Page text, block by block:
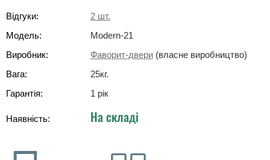
Відгуки:
2 шт.
Модель:
Modern-21
Виробник:
Фаворит-двери (власне виробництво)
Вага:
25кг.
Гарантія:
1 рік
Наявність: На складі